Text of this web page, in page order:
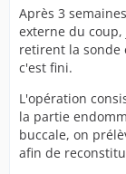
Après 3
externe du
retirent la sonde
c'est fini.
L'opération
la partie
buccale, on
afin de